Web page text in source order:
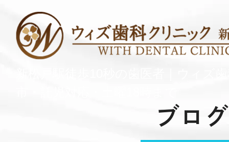
ブログ